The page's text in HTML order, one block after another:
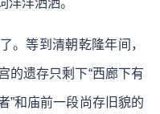
。等到清朝乾隆年间，
的遗存只剩下“西廊下有
”和庙前一段尚存旧貌的